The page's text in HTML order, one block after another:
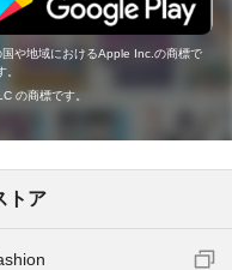
や地域におけるApple Inc.の商標で
の商標です。
トア